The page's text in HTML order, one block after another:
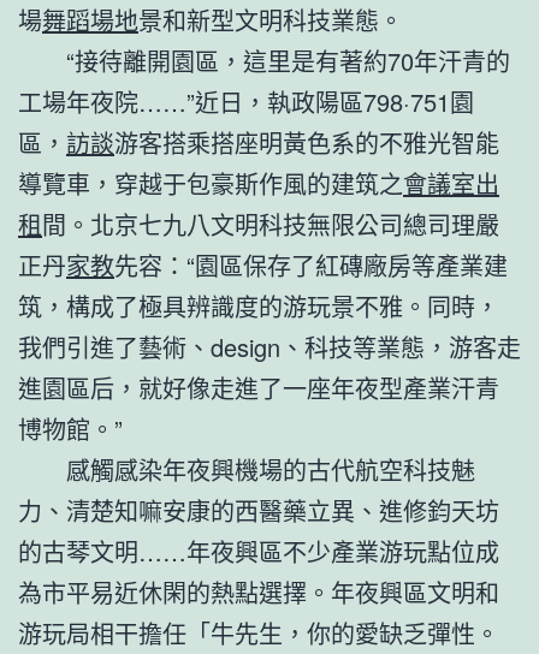
場舞蹈場地景和新型文明科技業態。
“接待離開園區，這里是有著約70年汗青的
工場年夜院……”近日，執政陽區798·751園
區， 訪談游客搭乘搭座明黃色系的不雅光智能
導覽車，穿越于包豪斯作風的建筑之會議室出
租間。北京七九八文明科技無限公司總司理嚴
正丹家教先容：“園區保存了紅磚廠房等產業建
筑，構成了極具辨識度的游玩景不雅。同時，
我們引進了藝術、design、科技等業態，游客走
進園區后，就好像走進了一座年夜型產業汗青
博物館。”
感觸感染年夜興機場的古代航空科技魅
力、清楚知嘛安康的西醫藥立異、進修鈞天坊
的古琴文明……年夜興區不少產業游玩點位成
為市平易近休閑的熱點選擇。年夜興區文明和
游玩局相干擔任「牛先生，你的愛缺乏彈性。